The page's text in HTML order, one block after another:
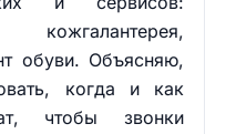
обуви. Объясняю,
когда и как
чтобы звонки